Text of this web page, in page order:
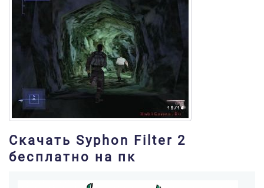
Скачать Syphon Filter 2
бесплатно на пк